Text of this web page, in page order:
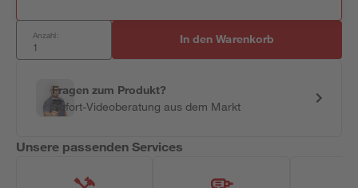
Anzahl: In den Warenkorb
Fragen zum Produkt?
Sofort-Videoberatung aus dem Markt
Unsere passenden Services